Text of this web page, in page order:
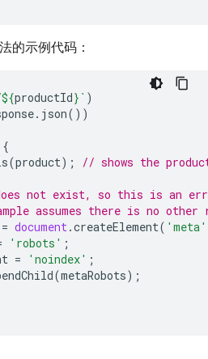
的示例代码：
${productId} ` )
. json())
{
(product);
// shows the
not exist, so this is an
assumes there is no other
= document.createElement( 'meta'
'robots' ;
= 'noindex' ;
(metaRobots);